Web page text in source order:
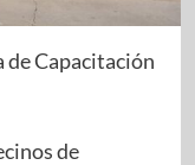
de Capacitación
de